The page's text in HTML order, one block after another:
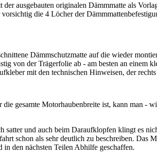
ausgebauten originalen Dämmmatte als
die 4 Löcher der
Dämmschutzmatte auf die wieder
von der Trägerfolie ab - am besten an einem
mit den technischen Hinweisen, der
gesamte Motorhaubenbreite ist, kann man -
satter und auch beim Daraufklopfen klingt es
schon als sehr deutlich zu beschreiben.
den nächsten Teilen Abhilfe geschaffen.